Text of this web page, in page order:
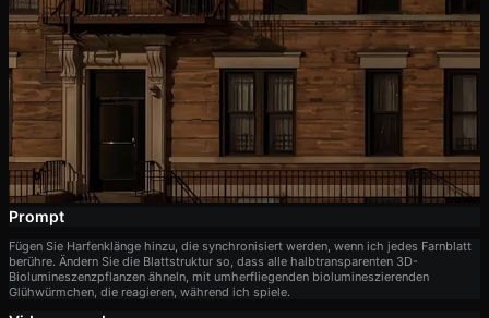
Prompt
Fügen Sie Harfenklänge hinzu, die synchronisiert werden, wenn ich jedes Farnblatt
berühre. Ändern Sie die Blattstruktur so, dass alle halbtransparenten 3D-
Biolumineszenzpflanzen ähneln, mit umherfliegenden biolumineszierenden
Glühwürmchen, die reagieren, während ich spiele.